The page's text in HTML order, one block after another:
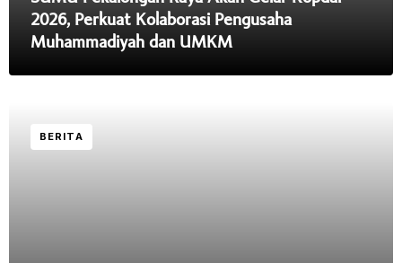
2026, Perkuat Kolaborasi Pengusaha
Muhammadiyah dan UMKM
BERITA